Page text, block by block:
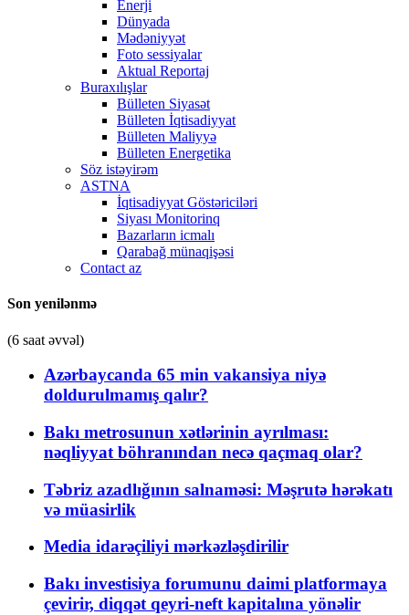
Enerji
Dünyada
Mədəniyyət
Foto sessiyalar
Aktual Reportaj
Buraxılışlar
Bülleten Siyasət
Bülleten İqtisadiyyat
Bülleten Maliyyə
Bülleten Energetika
Söz istəyirəm
ASTNA
İqtisadiyyat Göstəriciləri
Siyası Monitorinq
Bazarların icmalı
Qarabağ münaqişəsi
Contact az
Son yenilənmə
(6 saat əvvəl)
Azərbaycanda 65 min vakansiya niyə
doldurulmamış qalır?
Bakı metrosunun xətlərinin ayrılması:
nəqliyyat böhranından necə qaçmaq olar?
Təbriz azadlığının salnaməsi: Məşrutə hərəkatı
və müasirlik
Media idarəçiliyi mərkəzləşdirilir
Bakı investisiya forumunu daimi platformaya
çevirir, diqqət qeyri-neft kapitalına yönəlir